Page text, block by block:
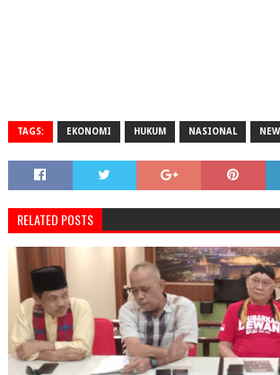
TAGS: EKONOMI HUKUM NASIONAL
RELATED POSTS